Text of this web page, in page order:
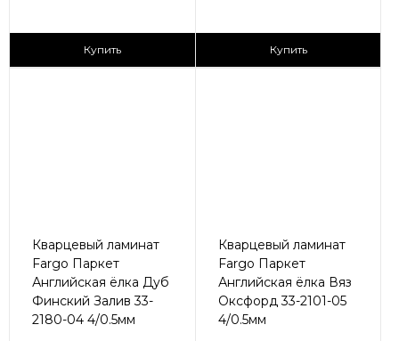
2
Купить
2
Купить
Кварцевый ламинат
Fargo Паркет
Английская ёлка Дуб
Финский Залив 33-
2180-04 4/0.5мм
Кварцевый ламинат
Fargo Паркет
Английская ёлка Вяз
Оксфорд 33-2101-05
4/0.5мм